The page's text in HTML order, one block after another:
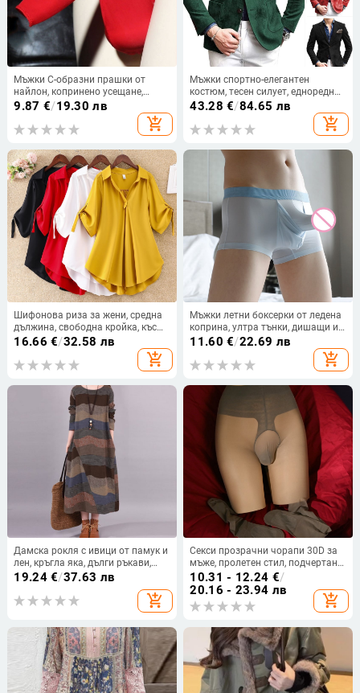
Мъжки C-образни прашки от
найлон, копринено усещане,
ниска талия
9.87 €/19.30 лв
add_shopping_cart
Мъжки спортно-елегантен
костюм, тесен силует, едноредно
закопчаване, костюмна яка,
смесена полиестерна тъкан
43.28 €/84.65 лв
add_shopping_cart
Шифонова риза за жени, средна
дължина, свободна кройка, къс
ръкав, едноцветна, полиестер
16.66 €/32.58 лв
add_shopping_cart
Мъжки летни боксерки от ледена
коприна, ултра тънки, дишащи и
бързосъхнещи, с голям джоб
11.60 €/22.69 лв
add_shopping_cart
Дамска рокля с ивици от памук и
лен, кръгла яка, дълги ръкави,
междинна дължина
19.24€/37.63 лв
add_shopping_cart
Секси прозрачни чорапи 30D за
мъже, пролетен стил, подчертани
ханшове, плюс размер
10.31 - 12.24 €/
20.16 - 23.94 лв
add_shopping_cart